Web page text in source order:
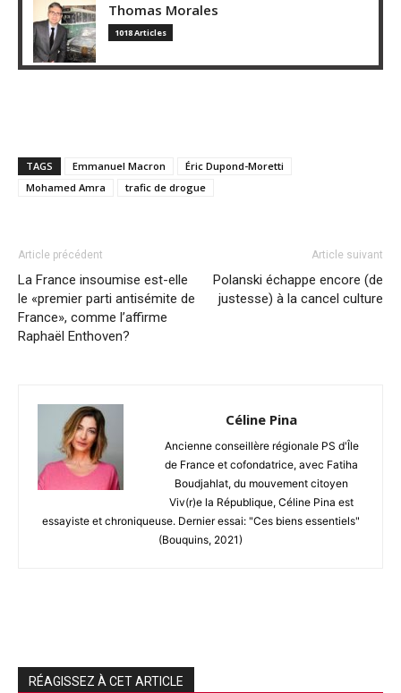
Thomas Morales
1018 Articles
TAGS Emmanuel Macron
Éric Dupond-Moretti
Mohamed Amra
trafic de drogue
Article précédent
La France insoumise est-elle
le «premier parti antisémite de
France», comme l’affirme
Raphaël Enthoven?
Article suivant
Polanski échappe encore (de
justesse) à la cancel culture
Céline Pina
Ancienne conseillère régionale PS d'Île
de France et cofondatrice, avec Fatiha
Boudjahlat, du mouvement citoyen
Viv(r)e la République, Céline Pina est
essayiste et chroniqueuse. Dernier essai: "Ces biens essentiels"
(Bouquins, 2021)
RÉAGISSEZ À CET ARTICLE